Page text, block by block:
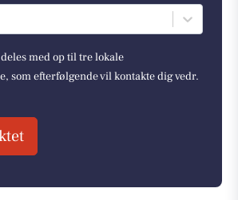
med op til tre lokale
som efterfølgende vil kontakte dig vedr.